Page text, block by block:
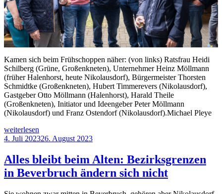
Kamen sich beim Frühschoppen näher: (von links) Ratsfrau Heidi
Schilberg (Grüne, Großenkneten), Unternehmer Heinz Möllmann
(früher Halenhorst, heute Nikolausdorf), Bürgermeister Thorsten
Schmidtke (Großenkneten), Hubert Timmerevers (Nikolausdorf),
Gastgeber Otto Möllmann (Halenhorst), Harald Theile
(Großenkneten), Initiator und Ideengeber Peter Möllmann
(Nikolausdorf) und Franz Ostendorf (Nikolausdorf).Michael Pleye
„Dorfentwicklung
in
und
Großenkneten
–
beidseits
weiterlesen
Veröffentlicht
4. Juli 202326. August 2023
Alles bleibt beim Alten: Bezirksgrenzen
in Beverbruch ändern sich nicht